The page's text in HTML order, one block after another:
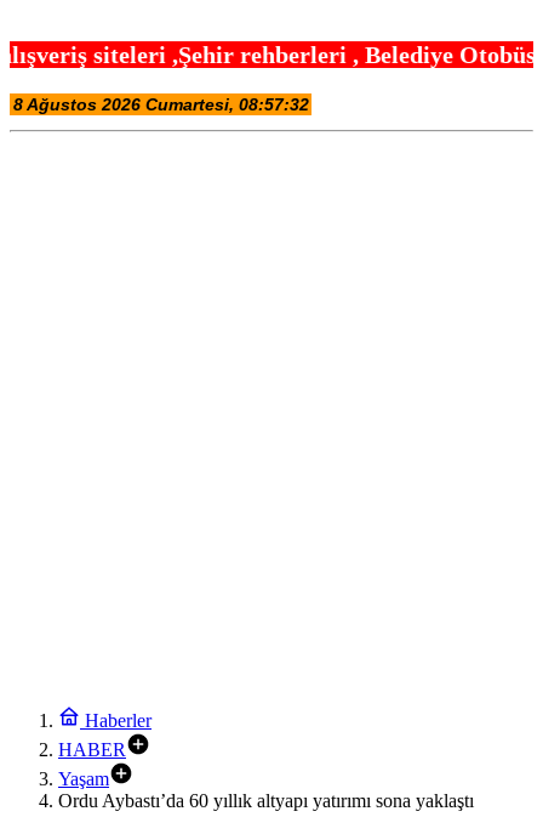
,Şehir rehberleri , Belediye
Haberler
HABER
Yaşam
Ordu Aybastı’da 60 yıllık altyapı yatırımı sona yaklaştı